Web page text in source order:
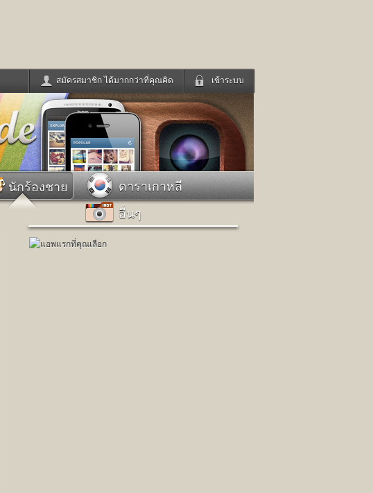
เข้าระบบ
สมัครสมาชิก ได้มากกว่าที่คุณคิด
ข่าวดารา
ดูทีวี
ฟังเพลง
ฟังวิทยุออนไลน์
แชทหมากฮอส
Glitter
แต่งงาน
แม่และเด็ก
สุขภาพ
สัตว์เลี้ยง
บ้านและการตกแต่ง
ท่องเที่ยว
การศึกษา
Facebook
เข้าระบบด้วย User Kapook
Email
Password
เข้าระบบด้วย Facebook
นักร้องชาย
ดาราเกาหลี
อื่นๆ